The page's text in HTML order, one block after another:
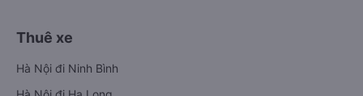
Thuê xe
Hà Nội đi Ninh Bình